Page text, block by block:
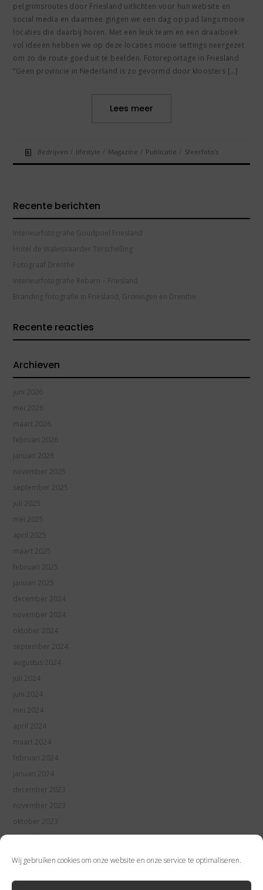
Wij gebruiken cookies om onze website en onze service te optimaliseren.
pelgrimsroutes door Friesland uitlichten voor hun website en
social media en daarmee gingen we een dag op pad langs mooie
locaties die daarbij horen. Met een leuk team en een draaiboek
vol ideeën hebben we op deze locaties mooie settings neergezet
om zo de route goed uit te beelden. Fotoreportage in Friesland
“Geen provincie in Nederland is zo gevormd door kloosters […]
Lees meer
Bedrijven / lifestyle / Magazine / Publicatie / Sfeerfoto's
Recente berichten
Interieurfotografie Goudpoel Friesland
Hotel de Walvisvaarder Terschelling
Fotograaf Drenthe
Interieurfotografie Rebarn – Friesland
Branding fotografie in Friesland, Groningen en Drenthe
Recente reacties
Archieven
juni 2026
mei 2026
maart 2026
februari 2026
januari 2026
november 2025
september 2025
juli 2025
mei 2025
april 2025
maart 2025
februari 2025
januari 2025
december 2024
november 2024
oktober 2024
september 2024
augustus 2024
juli 2024
juni 2024
mei 2024
april 2024
maart 2024
februari 2024
januari 2024
december 2023
november 2023
oktober 2023
september 2023
juni 2023